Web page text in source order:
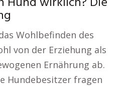
Wohlbefinden des
von der Erziehung als
Ernährung ab.
Hundebesitzer fragen